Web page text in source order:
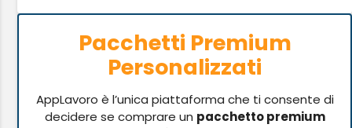
Pacchetti Premium
Personalizzati
AppLavoro è l’unica piattaforma che ti consente di
decidere se comprare un pacchetto premium